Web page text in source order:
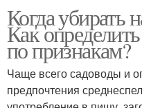
Когда убирать
Как
по признакам?
Чаще всего садоводы и
предпочтения